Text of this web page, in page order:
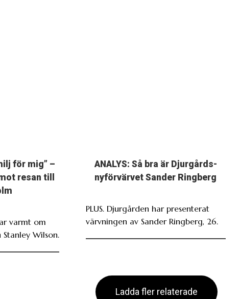
för mig” –
resan till
varmt om
Wilson.
ANALYS: Så bra är Djurgårds-
nyförvärvet Sander Ringberg
PLUS. Djurgården har presenterat
värvningen av Sander Ringberg, 26.
Ladda fler relaterade